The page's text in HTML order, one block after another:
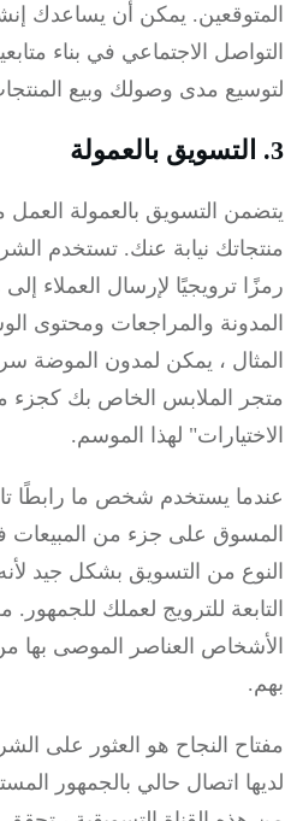
يمكن أن يساعدك
الاجتماعي في بناء متابعين
مدى وصولك وبيع المنتجات
التسويق بالعمولة العمل مع
نيابة عنك.تستخدم الشركات
ترويجيًا لإرسال العملاء
والمراجعات ومحتوى
، يمكن لمدون الموضة سرد
الملابس الخاص بك كجزء
لهذا الموسم.
يستخدم شخص ما رابطًا
على جزء من المبيعات
من التسويق بشكل جيد لأنه
للترويج لعملك للجمهور.من
العناصر الموصى بها من
النجاح هو العثور على الشركات
اتصال حالي بالجمهور